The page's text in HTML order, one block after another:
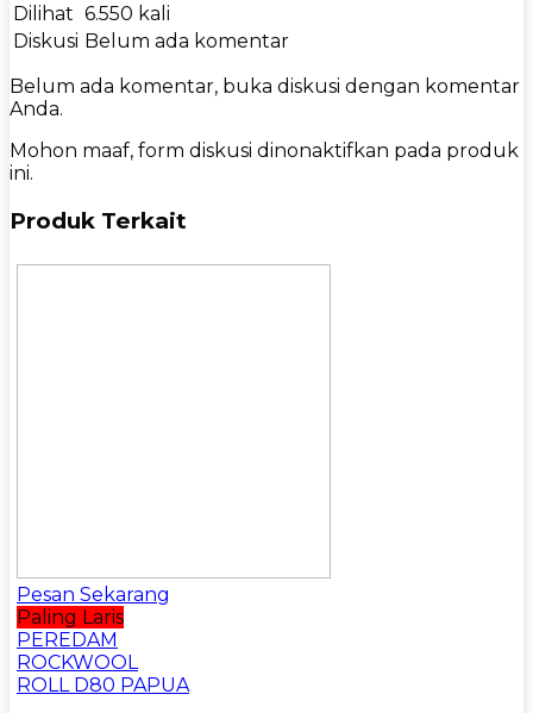
Dilihat 6.550 kali
Diskusi Belum ada komentar
Belum ada komentar, buka diskusi dengan komentar
Anda.
Mohon maaf, form diskusi dinonaktifkan pada produk
ini.
Produk Terkait
Pesan Sekarang
Paling Laris
PEREDAM
ROCKWOOL
ROLL D80 PAPUA